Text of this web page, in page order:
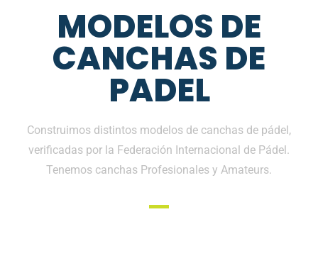
MODELOS DE
CANCHAS DE
PADEL
Construimos distintos modelos de canchas de pádel,
verificadas por la Federación Internacional de Pádel.
Tenemos canchas Profesionales y Amateurs.